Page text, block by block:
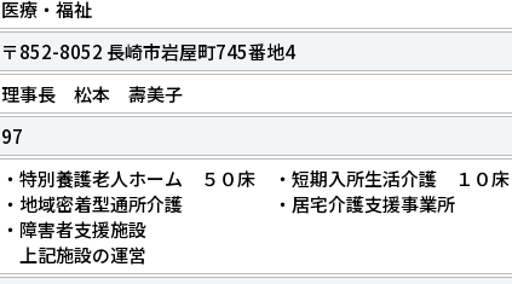
医療・福祉
〒852-8052 長崎市岩屋町745番地4
理事長 松本 壽美子
97
・特別養護老人ホーム ５０床 ・短期入所生活介護 １０床
・地域密着型通所介護 ・居宅介護支援事業所
・障害者支援施設
上記施設の運営